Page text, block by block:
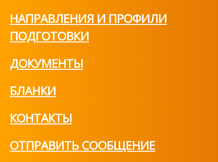
НАПРАВЛЕНИЯ И ПРОФИЛИ
ПОДГОТОВКИ
ДОКУМЕНТЫ
БЛАНКИ
КОНТАКТЫ
ОТПРАВИТЬ СООБЩЕНИЕ